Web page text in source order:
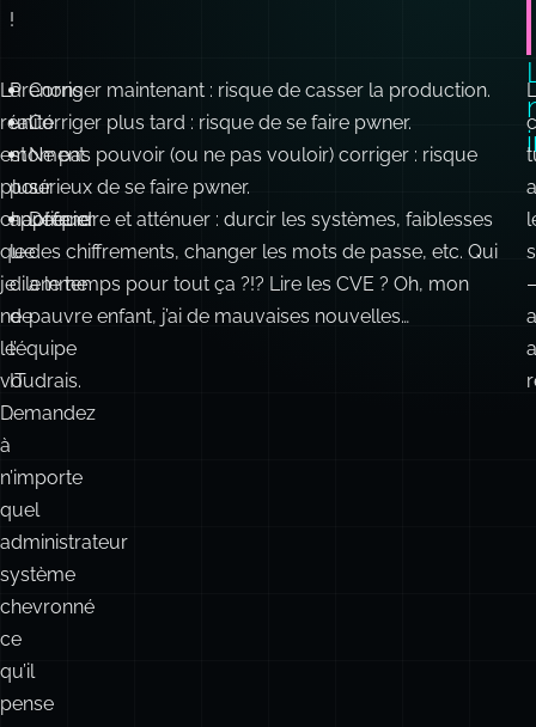
!
La
réalité
est
plus
chaotique
que
je
ne
le
voudrais.
Demandez
à
n’importe
quel
administrateur
système
chevronné
ce
qu’il
pense
Prenons
un
moment
pour
apprécier
le
dilemme
de
l’équipe
IT
:
Corriger maintenant : risque de casser la production.
Corriger plus tard : risque de se faire pwner.
Ne pas pouvoir (ou ne pas vouloir) corriger : risque
sérieux de se faire pwner.
Défendre et atténuer : durcir les systèmes, faiblesses
des chiffrements, changer les mots de passe, etc. Qui
a le temps pour tout ça ?!? Lire les CVE ? Oh, mon
pauvre enfant, j’ai de mauvaises nouvelles…